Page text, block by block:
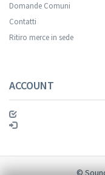
Domande Comuni
Contatti
Ritiro merce in sede
ACCOUNT
©